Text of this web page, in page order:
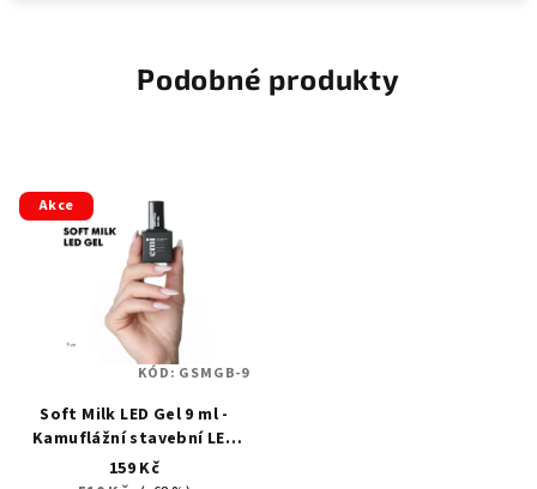
Podobné produkty
Akce
Soft Milk LED Gel 9 ml -
Kamuflážní stavební LED
gel v lahvičce
159 Kč
KÓD: GSMGB-9